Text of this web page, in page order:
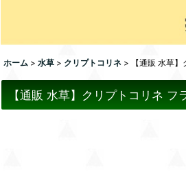
ホーム > 水草 > クリプトコリネ > 【通販 水草
【通販 水草】クリプトコリネ